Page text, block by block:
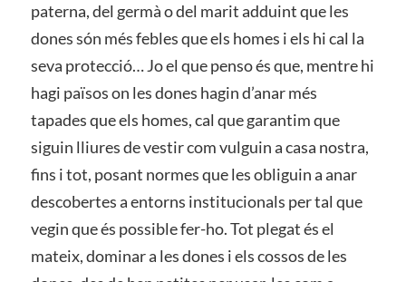
paterna, del germà o del marit adduint que les
dones són més febles que els homes i els hi cal la
seva protecció… Jo el que penso és que, mentre hi
hagi països on les dones hagin d’anar més
tapades que els homes, cal que garantim que
siguin lliures de vestir com vulguin a casa nostra,
fins i tot, posant normes que les obliguin a anar
descobertes a entorns institucionals per tal que
vegin que és possible fer-ho. Tot plegat és el
mateix, dominar a les dones i els cossos de les